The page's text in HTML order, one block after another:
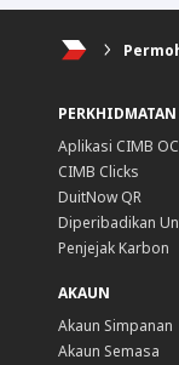
Aplikasi CIMB
CIMB Clicks
DuitNow QR
Diperibadikan
Penjejak Karbon
AKAUN
Akaun Simpanan
Akaun Semasa